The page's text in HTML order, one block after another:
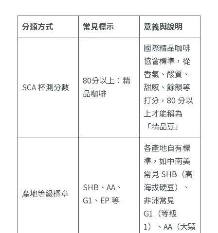
分類方式 常見標示 意義與說明
SCA 杯測分數
80分以上：精
品咖啡
國際精品咖啡
協會標準，從
香氣、酸質、
甜感、餘韻等
打分，80 分以
上才能稱為
「精品豆」
產地等級標章
SHB、AA、
G1、EP 等
各產地自有標
準，如中南美
常見 SHB（高
海拔硬豆）、
非洲常見
G1（等級
1）、AA（大顆